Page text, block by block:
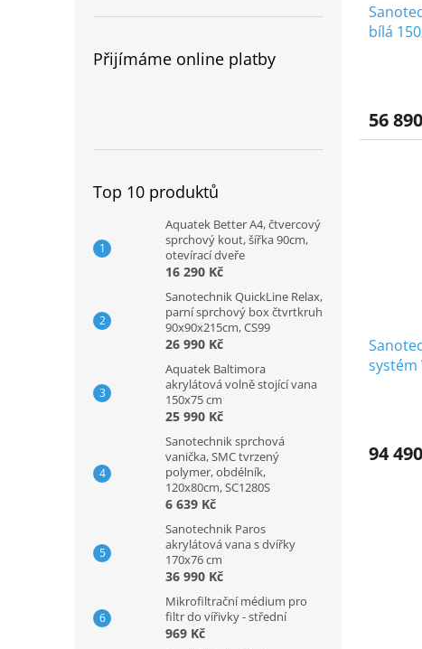
Přijímáme online platby
Top 10 produktů
Aquatek Better A4, čtvercový
sprchový kout, šířka 90cm,
otevírací dveře
16 290 Kč
Sanotechnik QuickLine Relax,
parní sprchový box čtvrtkruh
90x90x215cm, CS99
26 990 Kč
Aquatek Baltimora
akrylátová volně stojící vana
150x75 cm
25 990 Kč
Sanotechnik sprchová
vanička, SMC tvrzený
polymer, obdélník,
120x80cm, SC1280S
6 639 Kč
Sanotechnik Paros
akrylátová vana s dvířky
170x76 cm
36 990 Kč
Mikrofiltrační médium pro
filtr do vířivky - střední
969 Kč
bílá
56
systém
94